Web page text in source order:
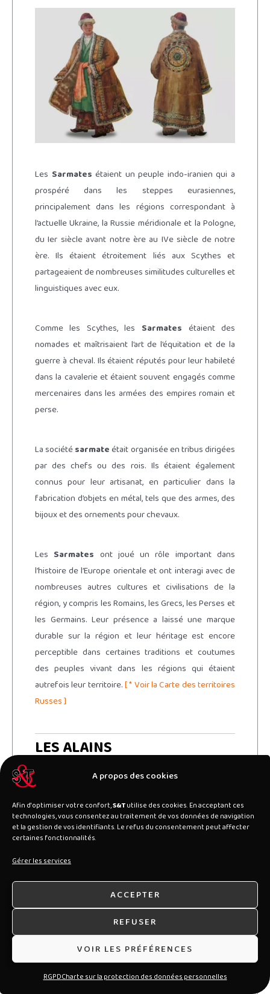
A propos des cookies
Afin d'optimiser votre confort,S&Tutilise des cookies. En acceptant ces
technologies, vous consentez au traitement de vos données de navigation
et la gestion de vos identifiants. Le refus du consentement peut affecter
certaines fonctionnalités.
Gérer les services
ACCEPTER
REFUSER
VOIR LES PRÉFÉRENCES
RGPDCharte sur la protection des données personnelles
Les Sarmates étaient un peuple indo-iranien qui a
prospéré dans les steppes eurasiennes,
principalement dans les régions correspondant à
l’actuelle Ukraine, la Russie méridionale et la Pologne,
du Ier siècle avant notre ère au IVe siècle de notre
ère. Ils étaient étroitement liés aux Scythes et
partageaient de nombreuses similitudes culturelles et
linguistiques avec eux.
Comme les Scythes, les Sarmates étaient des
nomades et maîtrisaient l’art de l’équitation et de la
guerre à cheval. Ils étaient réputés pour leur habileté
dans la cavalerie et étaient souvent engagés comme
mercenaires dans les armées des empires romain et
perse.
La sociétésarmateétait organisée en tribus dirigées
par des chefs ou des rois. Ils étaient également
connus pour leur artisanat, en particulier dans la
fabrication d’objets en métal, tels que des armes, des
bijoux et des ornements pour chevaux.
Les Sarmates ont joué un rôle important dans
l’histoire de l’Europe orientale et ont interagi avec de
nombreuses autres cultures et civilisations de la
région, y compris les Romains, les Grecs, les Perses et
les Germains. Leur présence a laissé une marque
durable sur la région et leur héritage est encore
perceptible dans certaines traditions et coutumes
des peuples vivant dans les régions qui étaient
autrefois leur territoire.[ * Voir la Carte des territoires
Russes ]
LES ALAINS
LesAlainsétaient un peuple nomade indo-européen
qui a émergé dans les steppes de la région de l’Asie
centrale et de l’Europe orientale au cours de
l’Antiquité tardive. Ils étaient étroitement liés aux
Sarmates et ont souvent été mentionnés dans les